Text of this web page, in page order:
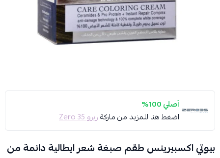
أصلي 100%
اضغط هنا للمزيد من ماركةزيرو 35 Zero
بيوتي اكسبيرينس طقم صبغة شعر ايطالية دائمة من